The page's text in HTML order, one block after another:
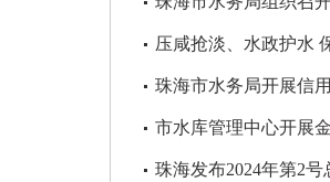
压咸抢淡、水政护水
珠海市水务局开展信
市水库管理中心开展
珠海发布2024年第2号